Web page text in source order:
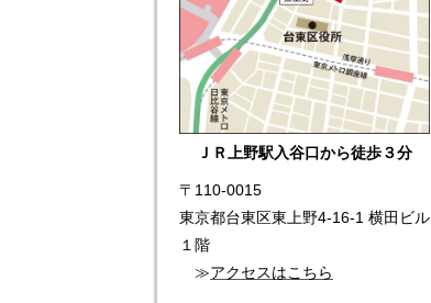
ＪＲ上野駅入谷口から徒歩３分
〒110-0015
東京都台東区東上野4-16-1 横田ビル
１階
≫アクセスはこちら